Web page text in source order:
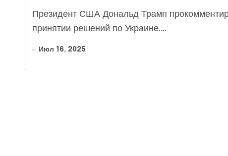
Президент США Дональд Трамп прокомментировал роль своей жены Мелании Трамп в
принятии решений по Украине....
Июл 16, 2025